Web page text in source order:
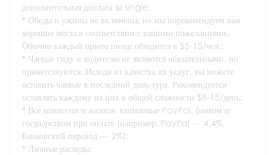
дополнительная доплата за single;
* Обеды и ужины не включены, но мы порекомендуем вам
хорошие места в соответствии с вашими пожеланиями.
Обычно каждый прием пищи обходится в $5-15/чел.;
* Чаевые гиду и водителю не являются обязательными, но
приветствуются. Исходя из качества их услуг, вы можете
оставить чаевые в последний день тура. Рекомендуется
оставлять каждому из них в общей сложности $8-15/день;
* Все комиссии и налоги, взимаемые PayPal, банком и
государством при оплате (например, PayPal --- 4,4%.
Банковский перевод --- 2%);
* Личные расходы;